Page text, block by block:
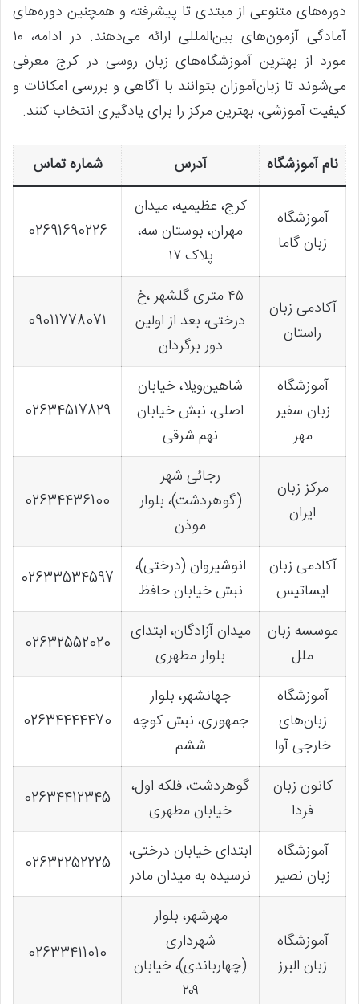
دوره‌های متنوعی از مبتدی تا پیشرفته و همچنین دوره‌های
آمادگی آزمون‌های بین‌المللی ارائه می‌دهند. در ادامه، ۱۰
مورد از بهترین آموزشگاه‌های زبان روسی در کرج معرفی
می‌شوند تا زبان‌آموزان بتوانند با آگاهی و بررسی امکانات و
کیفیت آموزشی، بهترین مرکز را برای یادگیری انتخاب کنند.
نام آموزشگاه آدرس شماره تماس
آموزشگاه
زبان گاما
کرج، عظیمیه، میدان
مهران، بوستان سه،
پلاک ۱۷
02691690226
آکادمی زبان
راستان
۴۵ متری گلشهر ،خ
درختی، بعد از اولین
دور برگردان
09011778071
آموزشگاه
زبان سفیر
مهر
شاهین‌ویلا، خیابان
اصلی، نبش خیابان
نهم شرقی
02634517829
مرکز زبان
ایران
رجائی شهر
(گوهردشت)، بلوار
موذن
02634436100
آکادمی زبان
ایساتیس
انوشیروان (درختی)،
نبش خیابان حافظ
02633534597
موسسه زبان
ملل
میدان آزادگان، ابتدای
بلوار مطهری
02632552020
آموزشگاه
زبان‌های
خارجی آوا
جهانشهر، بلوار
جمهوری، نبش کوچه
ششم
02634444470
کانون زبان
فردا
گوهردشت، فلکه اول،
خیابان مطهری
02634412345
آموزشگاه
زبان نصیر
ابتدای خیابان درختی،
نرسیده به میدان مادر
02632252225
آموزشگاه
زبان البرز
مهرشهر، بلوار
شهرداری
(چهارباندی)، خیابان
۲۰۹
02633411010